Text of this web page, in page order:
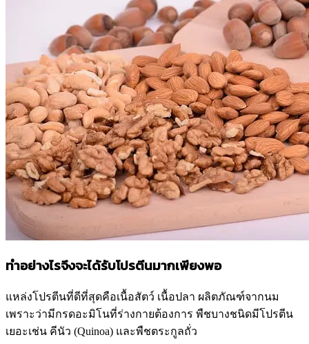
ทำอย่างไรจึงจะได้รับโปรตีนมากเพียงพอ
แหล่งโปรตีนที่ดีที่สุดคือเนื้อสัตว์ เนื้อปลา ผลิตภัณฑ์จากนม
เพราะว่ามีกรดอะมิโนที่ร่างกายต้องการ พืชบางชนิดมีโปรตีน
เยอะเช่น คีนัว (Quinoa) และพืชตระกูลถั่ว